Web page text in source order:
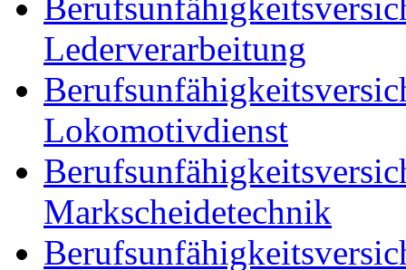
Lederverarbeitung
Lokomotivdienst
Markscheidetechnik